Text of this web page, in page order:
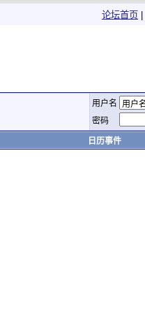
论坛首页
用户名
密码
日历事件